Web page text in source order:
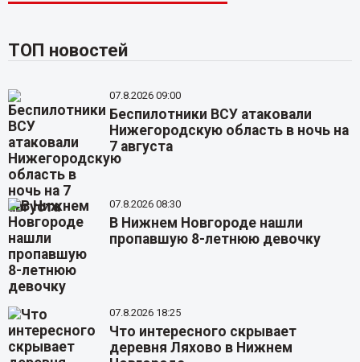
ТОП новостей
07.8.2026 09:00
Беспилотники ВСУ атаковали
Нижегородскую область в ночь на
7 августа
07.8.2026 08:30
В Нижнем Новгороде нашли
пропавшую 8-летнюю девочку
07.8.2026 18:25
Что интересного скрывает
деревня Ляхово в Нижнем